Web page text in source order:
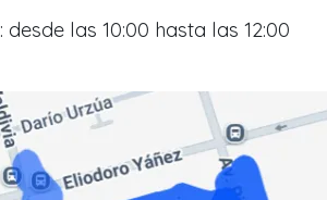
: desde las 10:00 hasta las 12:00